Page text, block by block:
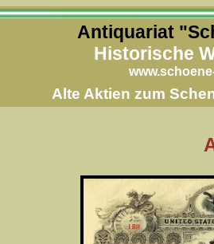
Antiquariat
Historische
Alte Aktien zum